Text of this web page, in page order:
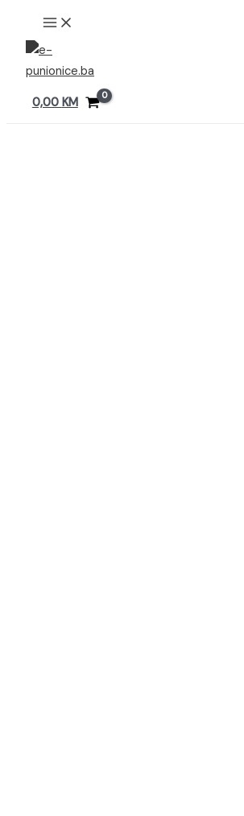
Preskoči
sadržaj
MAIN
MENU
0,00 KM